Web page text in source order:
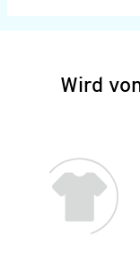
Wird